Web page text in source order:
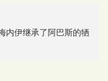
内伊继承了阿巴斯的牺